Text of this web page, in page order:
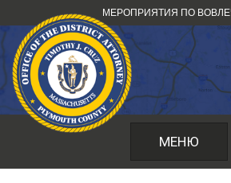
к
содержанию
МЕРОПРИЯТИЯ ПО
МЕНЮ